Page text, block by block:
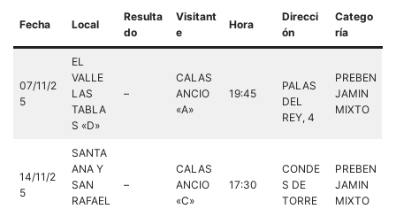
Fecha Local
Resulta
do
Visitant
e
Hora
Direcci
ón
Catego
ría
07/11/2
5
EL
VALLE
LAS
TABLA
S «D»
–
CALAS
ANCIO
«A»
19:45
PALAS
DEL
REY, 4
PREBEN
JAMIN
MIXTO
14/11/2
5
SANTA
ANA Y
SAN
RAFAEL
–
CALAS
ANCIO
«C»
17:30
CONDE
S DE
TORRE
PREBEN
JAMIN
MIXTO